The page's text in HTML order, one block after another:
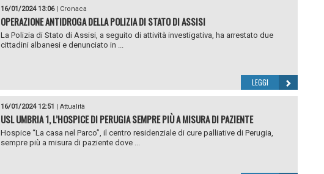
16/01/2024 13:06| Cronaca
OPERAZIONE ANTIDROGA DELLA POLIZIA DI STATO DI ASSISI
La Polizia di Stato di Assisi, a seguito di attività investigativa, ha arrestato due
cittadini albanesi e denunciato in ...
LEGGI
16/01/2024 12:51 | Attualità
USL UMBRIA 1, L’HOSPICE DI PERUGIA SEMPRE PIÙ A MISURA DI PAZIENTE
Hospice “La casa nel Parco”, il centro residenziale di cure palliative di Perugia,
sempre più a misura di paziente dove ...